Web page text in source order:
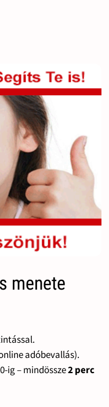
menete
adóbevallás).
ig – mindössze2 perc